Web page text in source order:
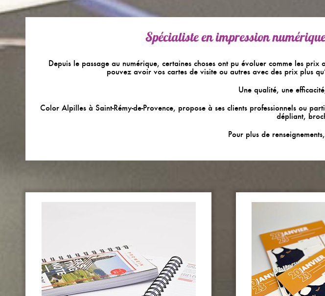
Spécialiste en impression
Depuis le passage au numérique, certaines choses ont pu évoluer comme les
pouvez avoir vos cartes de visite ou autres avec des prix plus
Une qualité, une
ColorAlpilles à Saint-Rémy-de-Provence, propose à ses clients professionnels ou
dépliant,
Pour plus de